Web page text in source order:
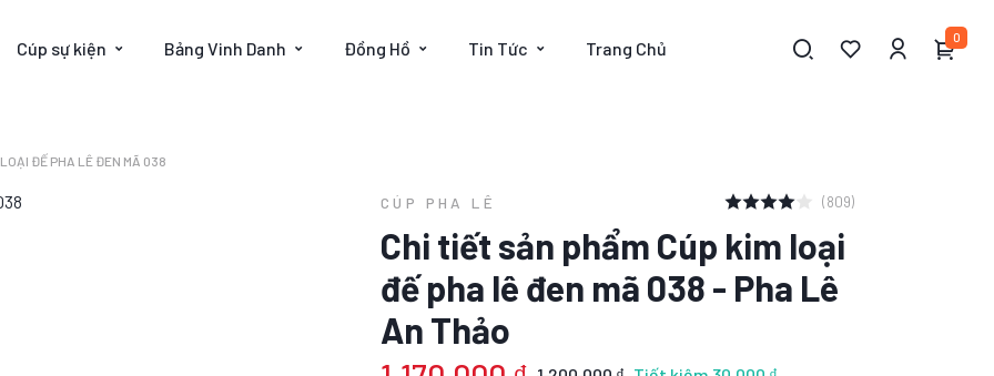
Cúp sự kiện Bảng Vinh Danh Đồng Hồ Tin Tức Trang Chủ
0
LOẠI ĐẾ PHA LÊ ĐEN MÃ 038
CÚP PHA LÊ (809)
Chi tiết sản phẩm Cúp kim loại
đế pha lê đen mã 038 - Pha Lê
An Thảo